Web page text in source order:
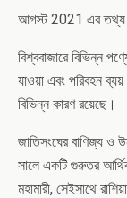
আগস্ট 2021 এর তথ্য
বিশ্ববাজারে বিভিন্ন
যাওয়া এবং পরিবহন ব্যয়
বিভিন্ন কারণ রয়েছে।
জাতিসংঘের বাণিজ্য
সালে একটি গুরুতর
মহামারী, সেইসাথে